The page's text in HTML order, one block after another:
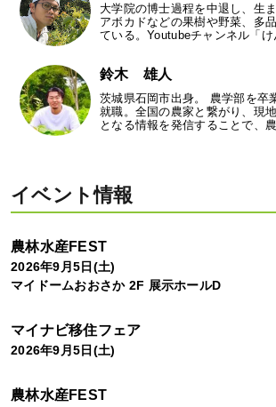
大学院の博士過程を中退し、生
アボカドなどの果樹や野菜、多
ている。Youtubeチャンネル「
鈴木 雄人
茨城県石岡市出身。 農学部を卒
就職。全国の農家と繋がり、現
となる情報を発信することで、
イベント情報
農林水産FEST
2026年9月5日(土)
マイドームおおさか 2F 展示ホールD
マイナビ移住フェア
2026年9月5日(土)
農林水産FEST